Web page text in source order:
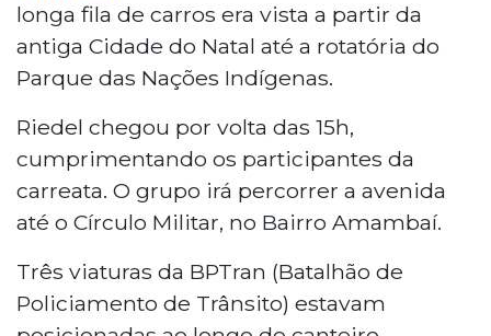
longa fila de carros era vista a partir da
antiga Cidade do Natal até a rotatória do
Parque das Nações Indígenas.
Riedel chegou por volta das 15h,
cumprimentando os participantes da
carreata. O grupo irá percorrer a avenida
até o Círculo Militar, no Bairro Amambaí.
Três viaturas da BPTran (Batalhão de
Policiamento de Trânsito) estavam